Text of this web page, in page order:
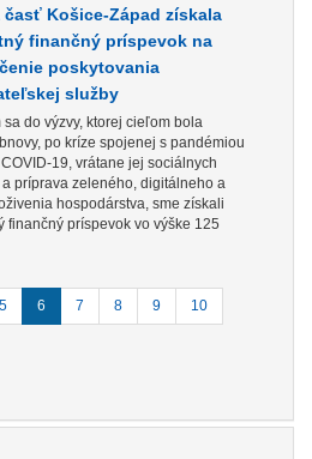
časť Košice-Západ získala
finančný príspevok na
poskytovania
služby
do výzvy, ktorej cieľom bola
po kríze spojenej s pandémiou
19, vrátane jej sociálnych
príprava zeleného, digitálneho a
hospodárstva, sme získali
finančný príspevok vo výške 125
5 6 7 8 9 10